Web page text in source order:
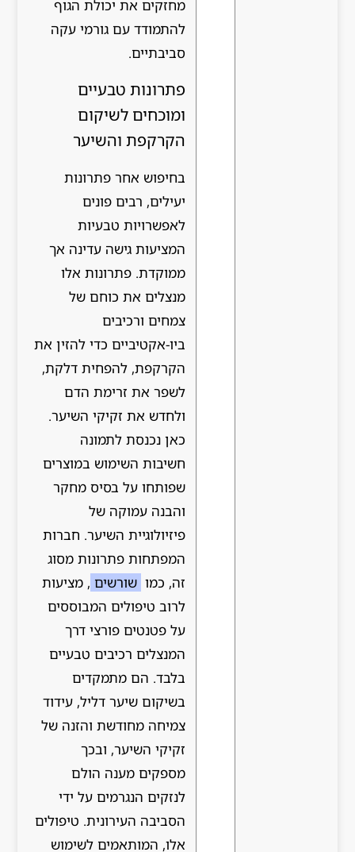
מחזקים את יכולת הגוף
להתמודד עם גורמי עקה
פתרונות טבעיים
ומוכחים לשיקום
הקרקפת והשיער
בחיפוש אחר פתרונות
יעילים, רבים פונים
לאפשרויות טבעיות
המציעות גישה עדינה אך
ממוקדת. פתרונות אלו
מנצלים את כוחם של
צמחים ורכיבים
ביו-אקטיביים כדי להזין את
הקרקפת, להפחית דלקת,
לשפר את זרימת הדם
ולחדש את זקיקי השיער.
כאן נכנסת לתמונה
חשיבות השימוש במוצרים
שפותחו על בסיס מחקר
והבנה עמוקה של
פיזיולוגיית השיער. חברות
המפתחות פתרונות מסוג
שורשים , מציעות
לרוב טיפולים המבוססים
על פטנטים פורצי דרך
המנצלים רכיבים טבעיים
בלבד. הם מתמקדים
בשיקום שיער דליל, עידוד
צמיחה מחודשת והזנה של
זקיקי השיער, ובכך
מספקים מענה הולם
לנזקים הנגרמים על ידי
הסביבה העירונית. טיפולים
אלו, המותאמים לשימוש